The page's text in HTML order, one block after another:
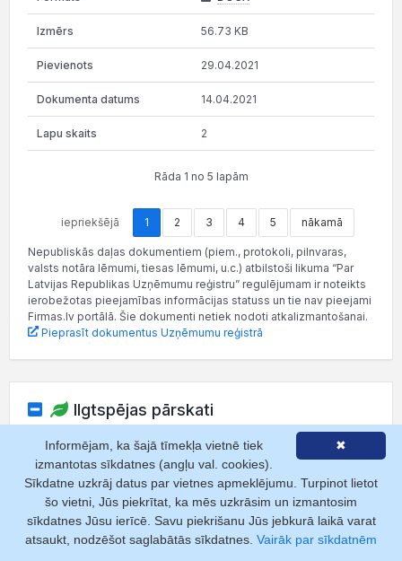
56.73 KB
29.04.2021
14.04.2021
2
Rāda 1 no 5 lapām
iepriekšējā 1 2 3 4 5 nākamā
Nepubliskās daļas dokumentiem (piem., protokoli, pilnvaras,
valsts notāra lēmumi, tiesas lēmumi, u.c.) atbilstoši likuma “Par
Latvijas Republikas Uzņēmumu reģistru” regulējumam ir noteikts
ierobežotas pieejamības informācijas statuss un tie nav pieejami
Firmas.lv portālā. Šie dokumenti netiek nodoti atkalizmantošanai.
Pieprasīt dokumentus Uzņēmumu reģistrā
Ilgtspējas pārskati
Kas ir ilgtspējas pārskats? Strukturēts dokuments par
uzņēmuma ietekmi uz vidi, sociālajiem aspektiem un
pārvaldību (ESG).
Lasīt vairāk
✖
Informējam, ka šajā tīmekļa vietnē tiek
izmantotas sīkdatnes (angļu val. cookies).
Sīkdatne uzkrāj datus par vietnes apmeklējumu. Turpinot lietot
šo vietni, Jūs piekrītat, ka mēs uzkrāsim un izmantosim
sīkdatnes Jūsu ierīcē. Savu piekrišanu Jūs jebkurā laikā varat
atsaukt, nodzēšot saglabātās sīkdatnes. Vairāk par sīkdatnēm